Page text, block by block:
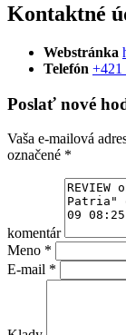
Kontaktné
Webstránka
Telefón +421
Poslať nové
Vaša e-mailová
označené *
komentár
Meno *
E-mail *